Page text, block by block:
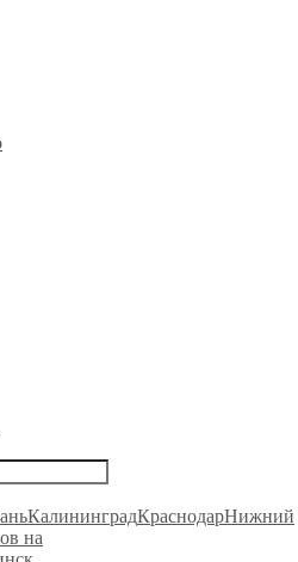
КалининградКраснодарНижний
на